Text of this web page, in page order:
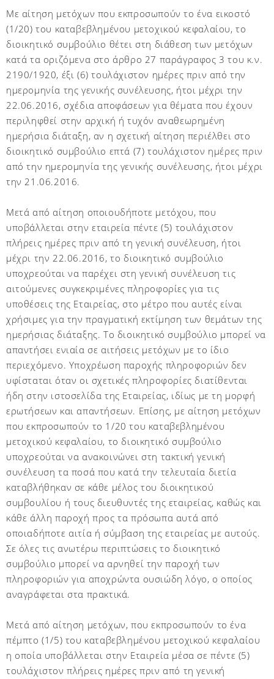
Με αίτηση μετόχων που εκπροσωπούν το ένα εικοστό
(1/20) του καταβεβλημένου μετοχικού κεφαλαίου, το
διοικητικό συμβούλιο θέτει στη διάθεση των μετόχων
κατά τα οριζόμενα στο άρθρο 27 παράγραφος 3 του κ.ν.
2190/1920, έξι (6) τουλάχιστον ημέρες πριν από την
ημερομηνία της γενικής συνέλευσης, ήτοι μέχρι την
22.06.2016, σχέδια αποφάσεων για θέματα που έχουν
περιληφθεί στην αρχική ή τυχόν αναθεωρημένη
ημερήσια διάταξη, αν η σχετική αίτηση περιέλθει στο
διοικητικό συμβούλιο επτά (7) τουλάχιστον ημέρες πριν
από την ημερομηνία της γενικής συνέλευσης, ήτοι μέχρι
την 21.06.2016.
Μετά από αίτηση οποιουδήποτε μετόχου, που
υποβάλλεται στην εταιρεία πέντε (5) τουλάχιστον
πλήρεις ημέρες πριν από τη γενική συνέλευση, ήτοι
μέχρι την 22.06.2016, το διοικητικό συμβούλιο
υποχρεούται να παρέχει στη γενική συνέλευση τις
αιτούμενες συγκεκριμένες πληροφορίες για τις
υποθέσεις της Εταιρείας, στο μέτρο που αυτές είναι
χρήσιμες για την πραγματική εκτίμηση των θεμάτων της
ημερήσιας διάταξης. Το διοικητικό συμβούλιο μπορεί να
απαντήσει ενιαία σε αιτήσεις μετόχων με το ίδιο
περιεχόμενο. Υποχρέωση παροχής πληροφοριών δεν
υφίσταται όταν οι σχετικές πληροφορίες διατίθενται
ήδη στην ιστοσελίδα της Εταιρείας, ιδίως με τη μορφή
ερωτήσεων και απαντήσεων. Επίσης, με αίτηση μετόχων
που εκπροσωπούν το 1/20 του καταβεβλημένου
μετοχικού κεφαλαίου, το διοικητικό συμβούλιο
υποχρεούται να ανακοινώνει στη τακτική γενική
συνέλευση τα ποσά που κατά την τελευταία διετία
καταβλήθηκαν σε κάθε μέλος του διοικητικού
συμβουλίου ή τους διευθυντές της εταιρείας, καθώς και
κάθε άλλη παροχή προς τα πρόσωπα αυτά από
οποιαδήποτε αιτία ή σύμβαση της εταιρείας με αυτούς.
Σε όλες τις ανωτέρω περιπτώσεις το διοικητικό
συμβούλιο μπορεί να αρνηθεί την παροχή των
πληροφοριών για αποχρώντα ουσιώδη λόγο, ο οποίος
αναγράφεται στα πρακτικά.
Μετά από αίτηση μετόχων, που εκπροσωπούν το ένα
πέμπτο (1/5) του καταβεβλημένου μετοχικού κεφαλαίου
η οποία υποβάλλεται στην Εταιρεία μέσα σε πέντε (5)
τουλάχιστον πλήρεις ημέρες πριν από τη γενική